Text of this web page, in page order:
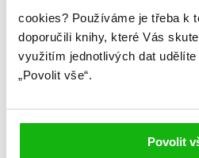
cookies? Používáme je třeba k
doporučili knihy, které Vás
využitím jednotlivých dat
„Povolit vše“.
Povolit
Kategorie:
Série:
Spoutáni magií
#richellemead